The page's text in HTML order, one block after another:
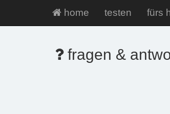
home testen fürs
fragen &